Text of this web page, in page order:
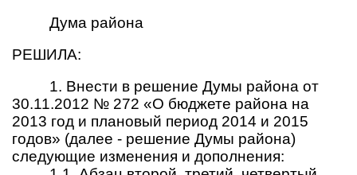
Дума района
РЕШИЛА:
1. Внести в решение Думы района от
30.11.2012 № 272 «О бюджете района на
2013 год и плановый период 2014 и 2015
годов» (далее - решение Думы района)
следующие изменения и дополнения: